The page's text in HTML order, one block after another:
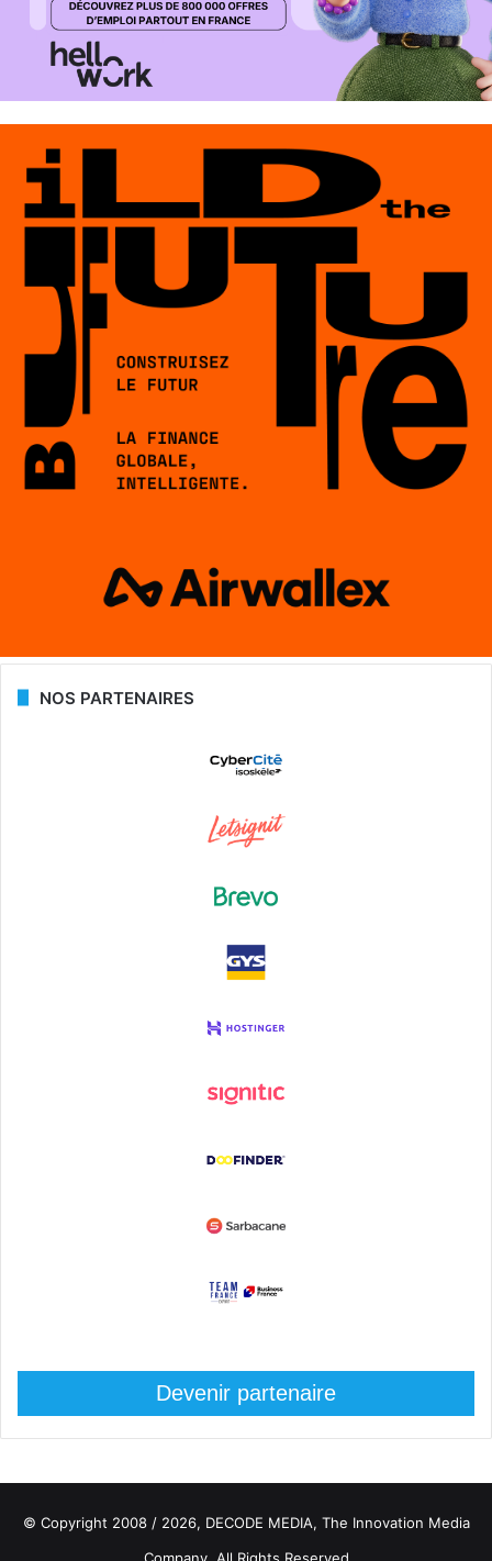
NOS PARTENAIRES
Devenir partenaire
© Copyright 2008 / 2026, DECODE MEDIA, The Innovation Media
Company. All Rights Reserved